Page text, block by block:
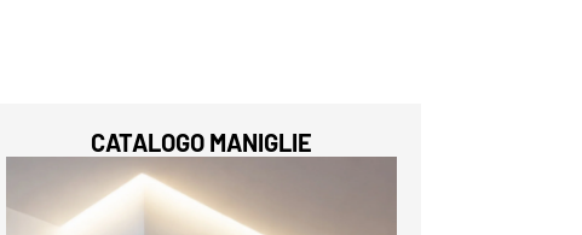
CATALOGO MANIGLIE